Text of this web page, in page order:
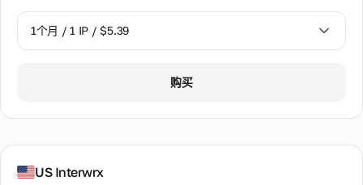
1个月 / 1 IP / $5.39
购买
US Interwrx